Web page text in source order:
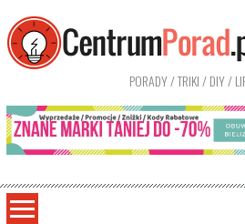
PORADY / TRIKI / DIY /